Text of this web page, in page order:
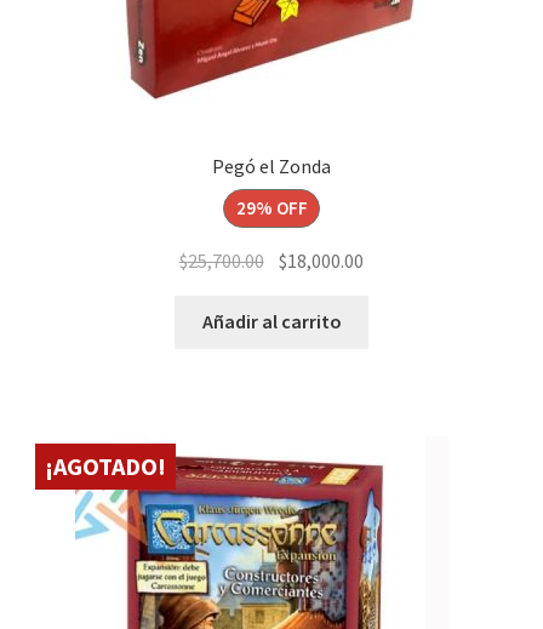
Pegó el Zonda
29% OFF
$25,700.00 El
original
$18,000.00
Añadir al carrito
¡AGOTADO!